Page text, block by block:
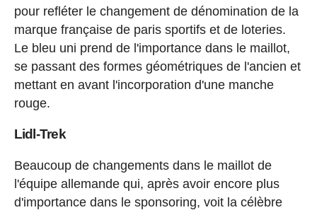
pour refléter le changement de dénomination de la
marque française de paris sportifs et de loteries.
Le bleu uni prend de l'importance dans le maillot,
se passant des formes géométriques de l'ancien et
mettant en avant l'incorporation d'une manche
rouge.
Lidl-Trek
Beaucoup de changements dans le maillot de
l'équipe allemande qui, après avoir encore plus
d'importance dans le sponsoring, voit la célèbre